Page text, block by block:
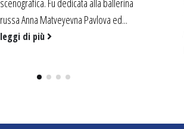
facili da preparare e di sicuro effetto.
Accompagnati...